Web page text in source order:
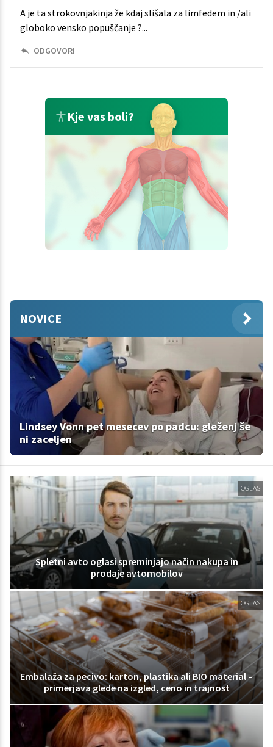
A je ta strokovnjakinja že kdaj slišala za limfedem in /ali
globoko vensko popuščanje ?...
ODGOVORI
Kje vas boli?
NOVICE
Lindsey Vonn pet mesecev po padcu: gleženj še
ni zaceljen
OGLAS
Spletni avto oglasi spreminjajo način nakupa in
prodaje avtomobilov
OGLAS
Embalaža za pecivo: karton, plastika ali BIO material –
primerjava glede na izgled, ceno in trajnost